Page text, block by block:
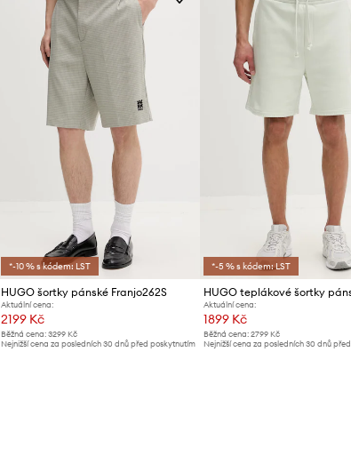
*-10 % s kódem: LST
HUGO šortky pánské Franjo262S
Aktuální cena:
2199 Kč
Běžná cena: 3299 Kč
Nejnižší cena za posledních 30 dnů před poskytnutím
*-5 % s kódem: LST
Aktuální cena:
1899 Kč
Běžná cena: 2799 Kč
Nejnižší cena za posledních 30 dnů